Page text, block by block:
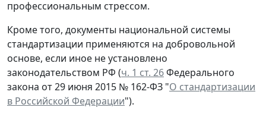
профессиональным стрессом.
Кроме того, документы национальной системы
стандартизации применяются на добровольной
основе, если иное не установлено
законодательством РФ (ч. 1 ст. 26Федерального
закона от 29 июня 2015 № 162-ФЗ "О стандартизации
в Российской Федерации").